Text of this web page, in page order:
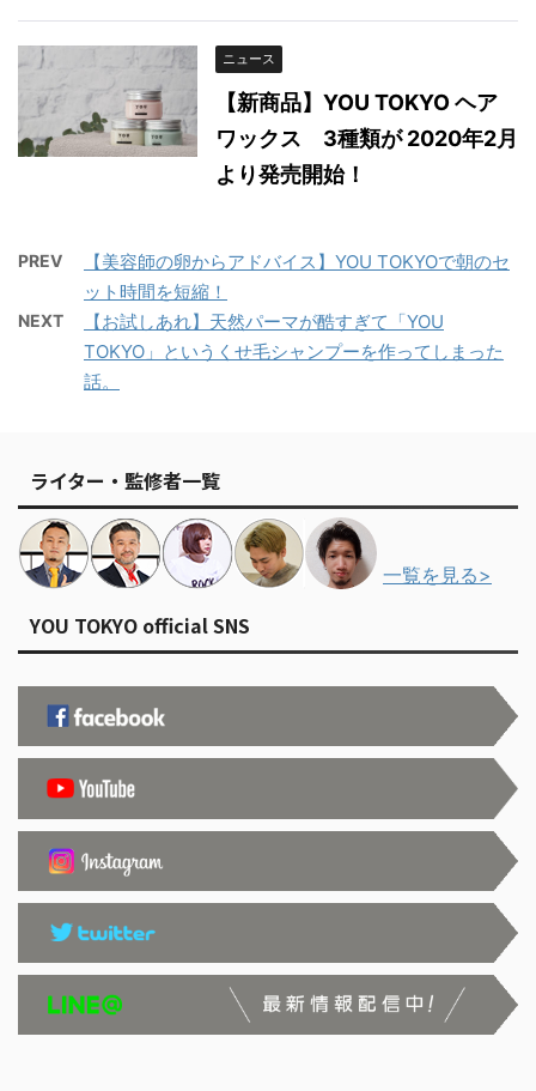
ニュース
【新商品】YOU TOKYO ヘア
ワックス 3種類が 2020年2月
より発売開始！
PREV
【美容師の卵からアドバイス】YOU TOKYOで朝のセ
ット時間を短縮！
NEXT
【お試しあれ】天然パーマが酷すぎて「YOU
TOKYO」というくせ毛シャンプーを作ってしまった
話。
ライター・監修者一覧
一覧を見る>
YOU TOKYO official SNS